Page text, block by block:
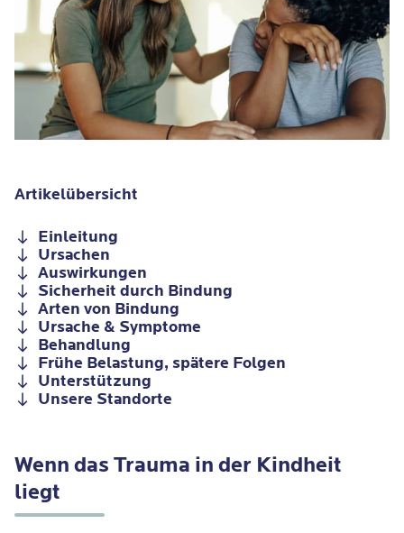
Artikelübersicht
Einleitung
Ursachen
Auswirkungen
Sicherheit durch Bindung
Arten von Bindung
Ursache & Symptome
Behandlung
Frühe Belastung, spätere Folgen
Unterstützung
Unsere Standorte
Wenn das Trauma in der Kindheit
liegt